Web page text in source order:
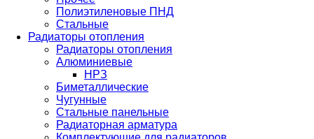
Полиэтиленовые ПНД
Стальные
Радиаторы отопления
Радиаторы отопления
Алюминиевые
НРЗ
Биметаллические
Чугунные
Стальные панельные
Радиаторная арматура